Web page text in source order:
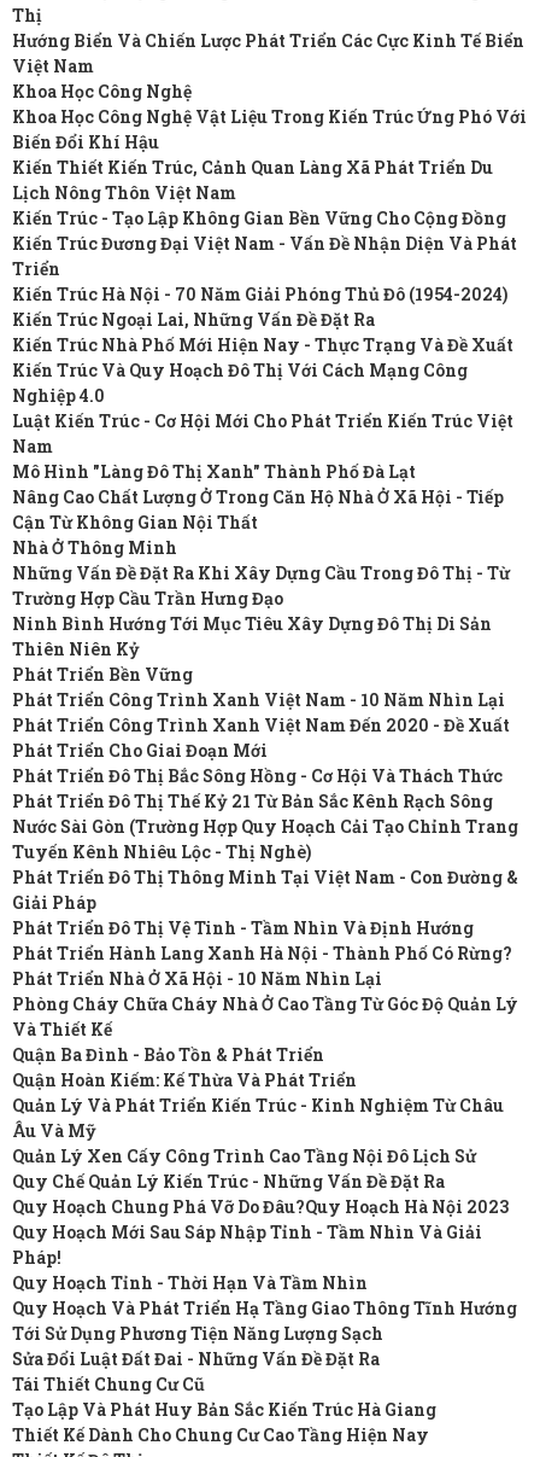
Thị
Hướng Biển Và Chiến Lược Phát Triển Các Cực Kinh Tế Biển
Việt Nam
Khoa Học Công Nghệ
Khoa Học Công Nghệ Vật Liệu Trong Kiến Trúc Ứng Phó Với
Biến Đổi Khí Hậu
Kiến Thiết Kiến Trúc, Cảnh Quan Làng Xã Phát Triển Du
Lịch Nông Thôn Việt Nam
Kiến Trúc - Tạo Lập Không Gian Bền Vững Cho Cộng Đồng
Kiến Trúc Đương Đại Việt Nam - Vấn Đề Nhận Diện Và Phát
Triển
Kiến Trúc Hà Nội - 70 Năm Giải Phóng Thủ Đô (1954-2024)
Kiến Trúc Ngoại Lai, Những Vấn Đề Đặt Ra
Kiến Trúc Nhà Phố Mới Hiện Nay - Thực Trạng Và Đề Xuất
Kiến Trúc Và Quy Hoạch Đô Thị Với Cách Mạng Công
Nghiệp 4.0
Luật Kiến Trúc - Cơ Hội Mới Cho Phát Triển Kiến Trúc Việt
Nam
Mô Hình "Làng Đô Thị Xanh" Thành Phố Đà Lạt
Nâng Cao Chất Lượng Ở Trong Căn Hộ Nhà Ở Xã Hội - Tiếp
Cận Từ Không Gian Nội Thất
Nhà Ở Thông Minh
Những Vấn Đề Đặt Ra Khi Xây Dựng Cầu Trong Đô Thị - Từ
Trường Hợp Cầu Trần Hưng Đạo
Ninh Bình Hướng Tới Mục Tiêu Xây Dựng Đô Thị Di Sản
Thiên Niên Kỷ
Phát Triển Bền Vững
Phát Triển Công Trình Xanh Việt Nam - 10 Năm Nhìn Lại
Phát Triển Công Trình Xanh Việt Nam Đến 2020 - Đề Xuất
Phát Triển Cho Giai Đoạn Mới
Phát Triển Đô Thị Bắc Sông Hồng - Cơ Hội Và Thách Thức
Phát Triển Đô Thị Thế Kỷ 21 Từ Bản Sắc Kênh Rạch Sông
Nước Sài Gòn (Trường Hợp Quy Hoạch Cải Tạo Chỉnh Trang
Tuyến Kênh Nhiêu Lộc - Thị Nghè)
Phát Triển Đô Thị Thông Minh Tại Việt Nam - Con Đường &
Giải Pháp
Phát Triển Đô Thị Vệ Tinh - Tầm Nhìn Và Định Hướng
Phát Triển Hành Lang Xanh Hà Nội - Thành Phố Có Rừng?
Phát Triển Nhà Ở Xã Hội - 10 Năm Nhìn Lại
Phòng Cháy Chữa Cháy Nhà Ở Cao Tầng Từ Góc Độ Quản Lý
Và Thiết Kế
Quận Ba Đình - Bảo Tồn & Phát Triển
Quận Hoàn Kiếm: Kế Thừa Và Phát Triển
Quản Lý Và Phát Triển Kiến Trúc - Kinh Nghiệm Từ Châu
Âu Và Mỹ
Quản Lý Xen Cấy Công Trình Cao Tầng Nội Đô Lịch Sử
Quy Chế Quản Lý Kiến Trúc - Những Vấn Đề Đặt Ra
Quy Hoạch Chung Phá Vỡ Do Đâu?Quy Hoạch Hà Nội 2023
Quy Hoạch Mới Sau Sáp Nhập Tỉnh - Tầm Nhìn Và Giải
Pháp!
Quy Hoạch Tỉnh - Thời Hạn Và Tầm Nhìn
Quy Hoạch Và Phát Triển Hạ Tầng Giao Thông Tĩnh Hướng
Tới Sử Dụng Phương Tiện Năng Lượng Sạch
Sửa Đổi Luật Đất Đai - Những Vấn Đề Đặt Ra
Tái Thiết Chung Cư Cũ
Tạo Lập Và Phát Huy Bản Sắc Kiến Trúc Hà Giang
Thiết Kế Dành Cho Chung Cư Cao Tầng Hiện Nay